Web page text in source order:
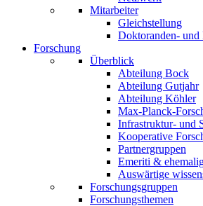
Mitarbeiter
Gleichstellung
Doktoranden- und
Forschung
Überblick
Abteilung Bock
Abteilung Gutjahr
Abteilung Köhler
Max-Planck-
Infrastruktur- und
Kooperative
Partnergruppen
Emeriti &
Auswärtige
Forschungsgruppen
Forschungsthemen